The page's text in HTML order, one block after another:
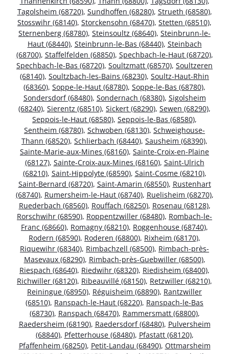
Tagolsheim (68720), Sundhoffen (68280), Strueth (68580),
Stosswihr (68140), Storckensohn (68470), Stetten (68510),
Sternenberg (68780), Steinsoultz (68640), Steinbrunn-le-
Haut (68440), Steinbrunn-le-Bas (68440), Steinbach
(68700), Staffelfelden (68850), Spechbach-le-Haut (68720),
Spechbach-le-Bas (68720), Soultzmatt (68570), Soultzeren
(68140), Soultzbach-les-Bains (68230), Soultz-Haut-Rhin
(68360), Soppe-le-Haut (68780), Soppe-le-Bas (68780),
Sondersdorf (68480), Sondernach (68380), Sigolsheim
(68240), Sierentz (68510), Sickert (68290), Sewen (68290),
Seppois-le-Haut (68580), Seppois-le-Bas (68580),
Sentheim (68780), Schwoben (68130), Schweighouse-
Thann (68520), Schlierbach (68440), Sausheim (68390),
Sainte-Marie-aux-Mines (68160), Sainte-Croix-en-Plaine
(68127), Sainte-Croix-aux-Mines (68160), Saint-Ulrich
(68210), Saint-Hippolyte (68590), Saint-Cosme (68210),
Saint-Bernard (68720), Saint-Amarin (68550), Rustenhart
(68740), Rumersheim-le-Haut (68740), Ruelisheim (68270),
Ruederbach (68560), Rouffach (68250), Rosenau (68128),
Rorschwihr (68590), Roppentzwiller (68480), Rombach-le-
Franc (68660), Romagny (68210), Roggenhouse (68740),
Rodern (68590), Roderen (68800), Rixheim (68170),
Riquewihr (68340), Rimbachzell (68500), Rimbach-près-
Masevaux (68290), Rimbach-près-Guebwiller (68500),
Riespach (68640), Riedwihr (68320), Riedisheim (68400),
Richwiller (68120), Ribeauvillé (68150), Retzwiller (68210),
Reiningue (68950), Réguisheim (68890), Rantzwiller
(68510), Ranspach-le-Haut (68220), Ranspach-le-Bas
(68730), Ranspach (68470), Rammersmatt (68800),
Raedersheim (68190), Raedersdorf (68480), Pulversheim
(68840), Pfetterhouse (68480), Pfastatt (68120),
Pfaffenheim (68250), Petit-Landau (68490), Ottmarsheim